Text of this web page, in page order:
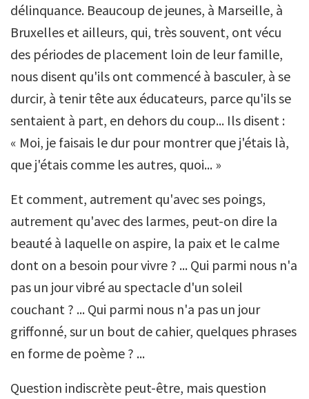
délinquance. Beaucoup de jeunes, à Marseille, à
Bruxelles et ailleurs, qui, très souvent, ont vécu
des périodes de placement loin de leur famille,
nous disent qu'ils ont commencé à basculer, à se
durcir, à tenir tête aux éducateurs, parce qu'ils se
sentaient à part, en dehors du coup... Ils disent :
« Moi, je faisais le dur pour montrer que j'étais là,
que j'étais comme les autres, quoi... »
Et comment, autrement qu'avec ses poings,
autrement qu'avec des larmes, peut-on dire la
beauté à laquelle on aspire, la paix et le calme
dont on a besoin pour vivre ? ... Qui parmi nous n'a
pas un jour vibré au spectacle d'un soleil
couchant ? ... Qui parmi nous n'a pas un jour
griffonné, sur un bout de cahier, quelques phrases
en forme de poème ? ...
Question indiscrète peut-être, mais question